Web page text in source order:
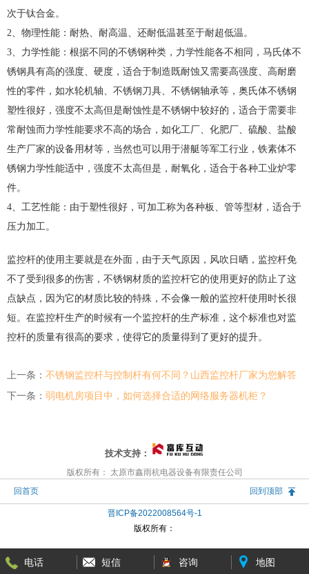
次于钛合金。
2、物理性能：耐热、耐高温、还耐低温甚至于耐超低温。
3、力学性能：根据不同的不锈钢种类，力学性能各不相同，马氏体不
锈钢具有高的强度、硬度，适合于制造既耐蚀又需要高强度、高耐磨
性的零件，如水轮机轴、不锈钢刀具、不锈钢轴承等，奥氏体不锈钢
塑性很好，强度不太高但是耐蚀性是不锈钢中较好的，适合于需要非
常耐蚀而力学性能要求不高的场合，如化工厂、化肥厂、硫酸、盐酸
生产厂家的设备用材等，当然也可以用于潜艇等军工行业，铁素体不
锈钢力学性能适中，强度不太高但是，耐氧化，适合于各种工业炉零
件。
4、工艺性能：由于塑性很好，可加工称为各种板、管等型材，适合于
压力加工。
监控杆的使用主要就是在外面，由于天气原因，风吹日晒，监控杆免
不了受到很多的伤害，不锈钢材质的监控杆它的使用更好的防止了这
点缺点，因为它的材质比较的特殊，不会像一般的监控杆使用时长很
短。在监控杆生产的时候有一个监控杆的生产标准，这个标准也对监
控杆的质量有很高的要求，使得它的质量得到了更好的提升。
上一条： 不锈钢监控杆与控制杆有何不同？山西监控杆厂家为您解答
下一条： 弱电机房项目中，如何选择合适的网络服务器机柜？
电话 短信 咨询 地图
技术支持：
版权所有： 太原市鑫雨杭电器设备有限责任公司
回首页
回到顶部
晋ICP备2022008564号-1
版权所有：